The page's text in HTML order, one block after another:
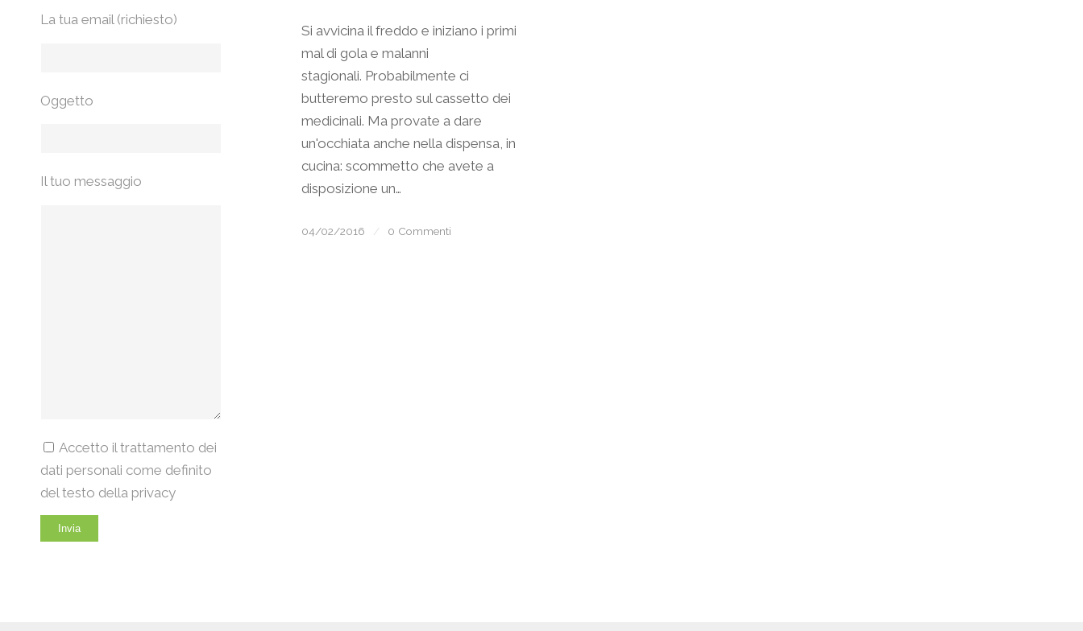
Si avvicina il freddo e iniziano i primi
mal di gola e malanni
stagionali. Probabilmente ci
butteremo presto sul cassetto dei
medicinali. Ma provate a dare
un'occhiata anche nella dispensa, in
cucina: scommetto che avete a
disposizione un…
04/02/2016 / 0 Commenti
La tua email (richiesto)
Oggetto
Il tuo messaggio
Accetto il trattamento dei
dati personali come definito
del testo della privacy